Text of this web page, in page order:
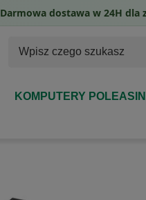
KOMPUTERY
Darmowa dostawa w 24H dla